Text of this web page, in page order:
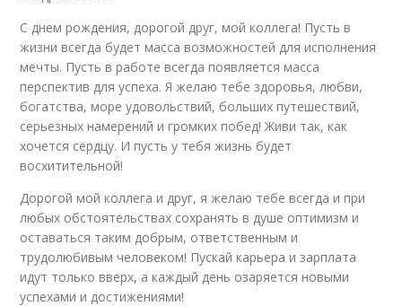
С днем рождения, дорогой друг, мой коллега! Пусть в
жизни всегда будет масса возможностей для исполнения
мечты. Пусть в работе всегда появляется масса
перспектив для успеха. Я желаю тебе здоровья, любви,
богатства, море удовольствий, больших путешествий,
серьезных намерений и громких побед! Живи так, как
хочется сердцу. И пусть у тебя жизнь будет
восхитительной!
Дорогой мой коллега и друг, я желаю тебе всегда и при
любых обстоятельствах сохранять в душе оптимизм и
оставаться таким добрым, ответственным и
трудолюбивым человеком! Пускай карьера и зарплата
идут только вверх, а каждый день озаряется новыми
успехами и достижениями!